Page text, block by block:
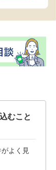
むこと
よく見